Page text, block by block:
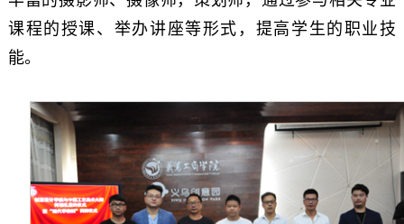
课程的授课、举办讲座等形式，提高学生的职业技
能。